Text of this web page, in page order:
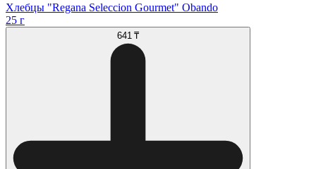
Хлебцы "Regana Seleccion Gourmet" Obando
25 г
641 ₸